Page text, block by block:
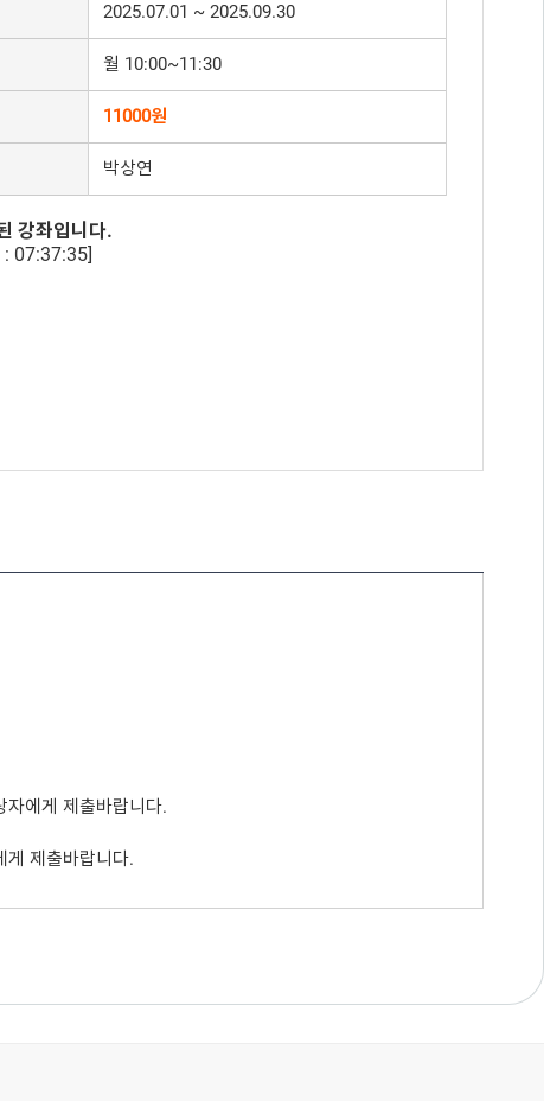
2025.07.01 ~ 2025.09.30
월 10:00~11:30
11000원
박상연
강좌입니다.
: 07:37:35]
에게 제출바랍니다.
게 제출바랍니다.